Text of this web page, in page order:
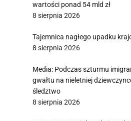
wartości ponad 54 mld zł
8 sierpnia 2026
Tajemnica nagłego upadku
8 sierpnia 2026
Media: Podczas szturmu
gwałtu na nieletniej
śledztwo
8 sierpnia 2026